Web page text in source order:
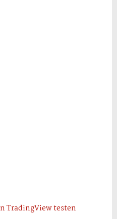
TradingView testen